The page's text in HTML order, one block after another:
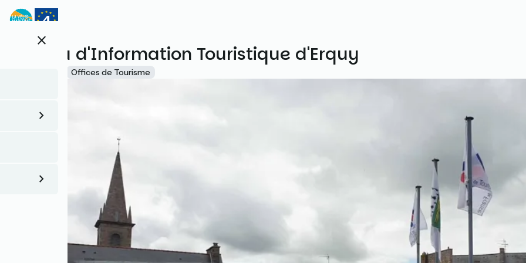
Aller
au
principalclose
Bureau d'Information Touristique d'Erquy
Offices de Tourisme